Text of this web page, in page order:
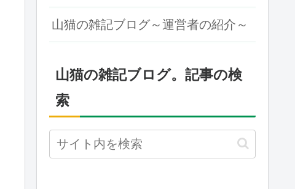
山猫の雑記ブログ～運営者の紹介～
山猫の雑記ブログ。記事の検
索